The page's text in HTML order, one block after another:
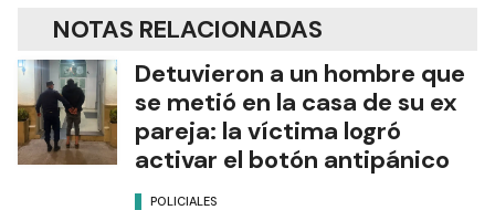
NOTAS RELACIONADAS
Detuvieron a un hombre que
se metió en la casa de su ex
pareja: la víctima logró
activar el botón antipánico
POLICIALES